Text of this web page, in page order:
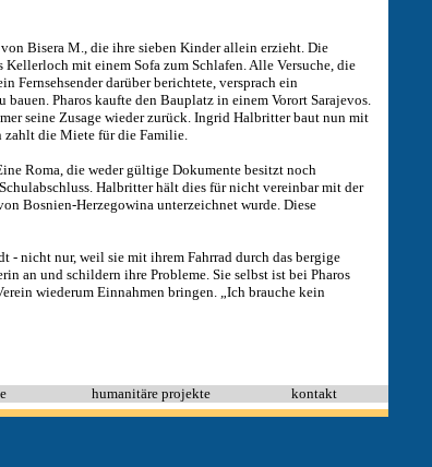
Bisera M., die ihre sieben Kinder allein erzieht. Die
mit einem Sofa zum Schlafen. Alle Versuche, die
Fernsehsender darüber berichtete, versprach ein
Pharos kaufte den Bauplatz in einem Vorort Sarajevos.
seine Zusage wieder zurück. Ingrid Halbritter baut nun mit
zahlt die Miete für die Familie.
Roma, die weder gültige Dokumente besitzt noch
Halbritter hält dies für nicht vereinbar mit der
Bosnien-Herzegowina unterzeichnet wurde. Diese
nicht nur, weil sie mit ihrem Fahrrad durch das bergige
an und schildern ihre Probleme. Sie selbst ist bei Pharos
wiederum Einnahmen bringen. „Ich brauche kein
humanitäre projekte kontakt